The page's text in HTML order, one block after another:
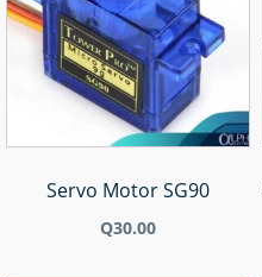
Servo Motor SG90
Q30.00